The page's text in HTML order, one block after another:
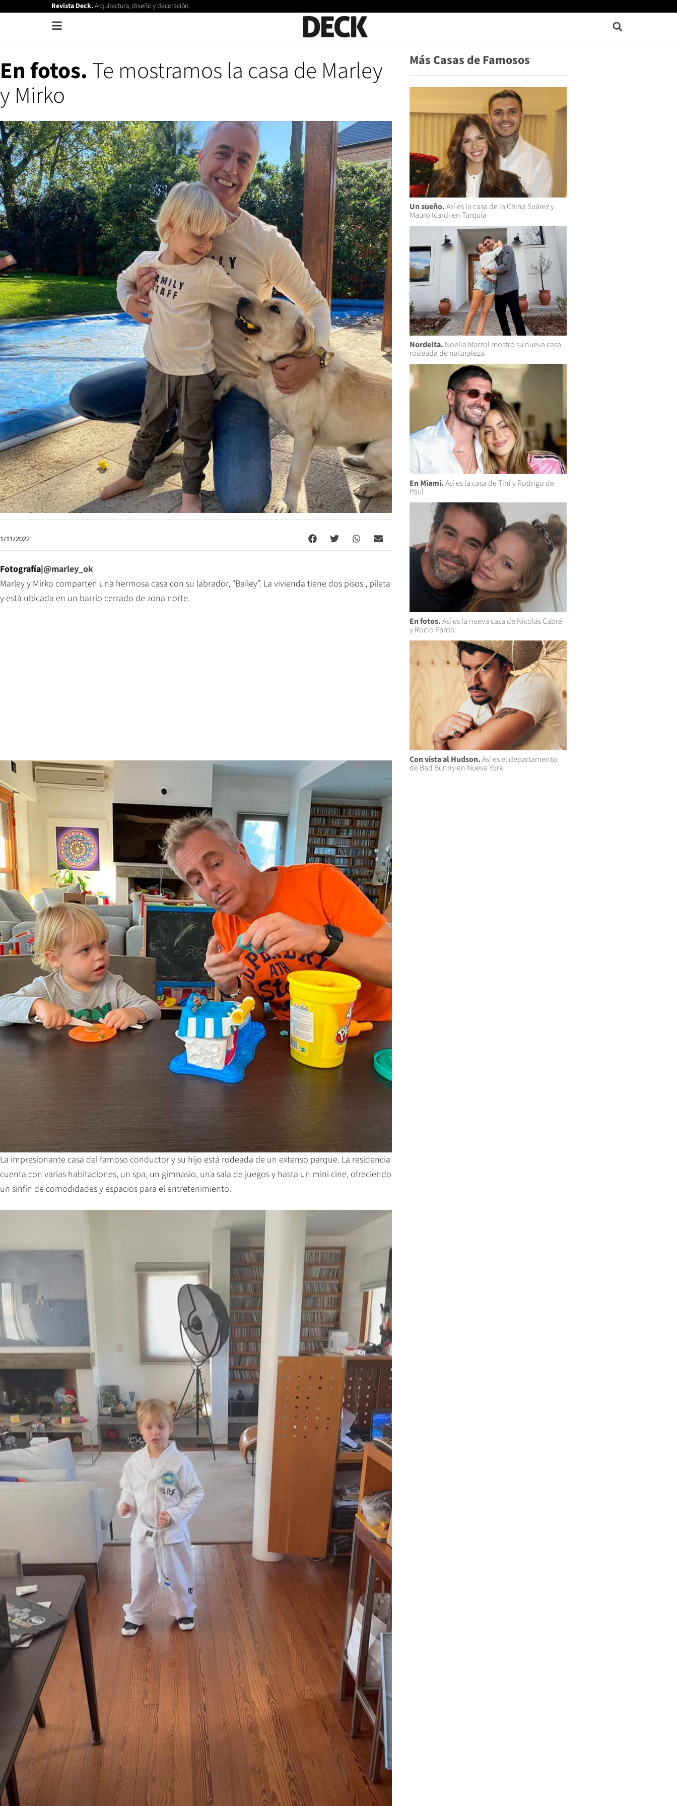
Revista Deck.Arquitectura, diseño y decoración.
En fotos. Te mostramos la casa de Marley
y Mirko
1/11/2022
Fotografía|@marley_ok
Marley y Mirko comparten una hermosa casa con su labrador, “Bailey”. La vivienda tiene dos pisos , pileta
y está ubicada en un barrio cerrado de zona norte.
La impresionante casa del famoso conductor y su hijo está rodeada de un extenso parque. La residencia
cuenta con varias habitaciones, un spa, un gimnasio, una sala de juegos y hasta un mini cine, ofreciendo
un sinfín de comodidades y espacios para el entretenimiento.
Más Casas de Famosos
Un sueño.Así es la casa de la China Suárez y
Mauro Icardi en Turquía
Nordelta. Noelia Marzol mostró su nueva casa
rodeada de naturaleza
En Miami.Así es la casa de Tini y Rodrigo de
Paul
En fotos.Así es la nueva casa de Nicolás Cabré
y Rocío Pardo
Con vista al Hudson.Así es el departamento
de Bad Bunny en Nueva York